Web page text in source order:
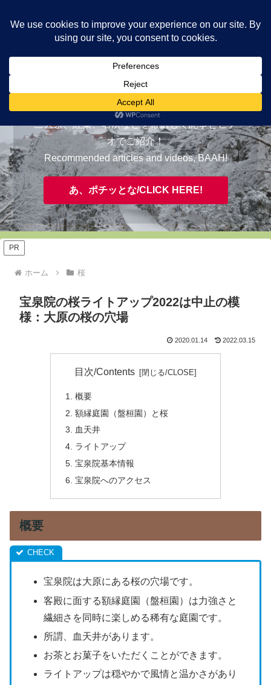
EVAAH!
おすすめ/RECOMMENDED
三大祭、紅葉、名所などを厳選して記事とビデ
オでご紹介！
Recommended articles and videos, BAAH!
あ、ポチッとな/CLICK HERE!
PR
ホーム 桜
宝泉院の桜ライトアップ2022は中止の模
様：大原の桜の穴場
2020.01.14 2022.03.15
目次/Contents
概要
額縁庭園（盤桓園）と桜
血天井
ライトアップ
宝泉院基本情報
宝泉院へのアクセス
概要
宝泉院は大原にある桜の穴場です。
客殿に面する額縁庭園（盤桓園）は力強さと
繊細さを同時に楽しめる稀有な庭園です。
所謂、血天井があります。
お茶とお菓子をいただくことができます。
ライトアップは穏やかで風情と温かさがあり